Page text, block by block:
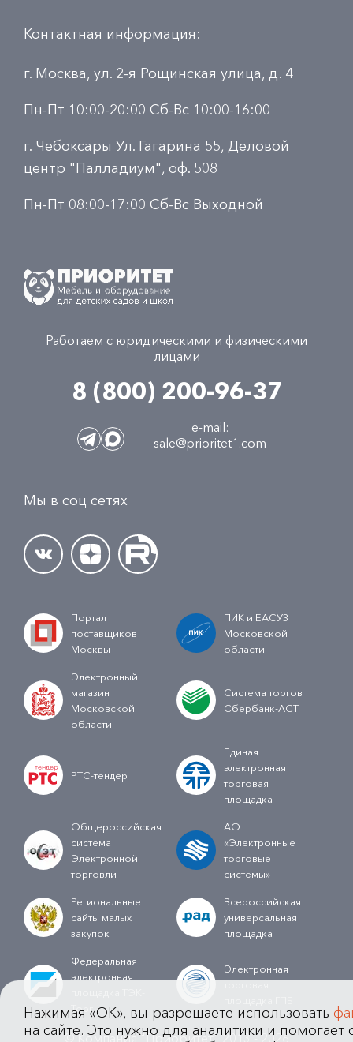
Контактная информация:
г. Москва, ул. 2-я Рощинская улица, д. 4
Пн-Пт 10:00-20:00 Сб-Вс 10:00-16:00
г. Чебоксары Ул. Гагарина 55, Деловой
центр "Палладиум", оф. 508
Пн-Пт 08:00-17:00 Сб-Вс Выходной
Работаем с юридическими и физическими
лицами
8 (800) 200-96-37
e-mail:
sale@prioritet1.com
Мы в соц сетях
Портал
поставщиков
Москвы
ПИК и ЕАСУЗ
Московской
области
Электронный
магазин
Московской
области
Система торгов
Сбербанк-АСТ
РТС-тендер
Единая
электронная
торговая
площадка
Общероссийская
система
Электронной
торговли
АО
«Электронные
торговые
системы»
Региональные
сайты малых
закупок
Всероссийская
универсальная
площадка
Федеральная
электронная
Торг
Электронная
торговая
© Компания "Приоритет" 2013 - 2026
Нажимая «OK», вы разрешаете использовать
на сайте. Это нужно для аналитики и помогает